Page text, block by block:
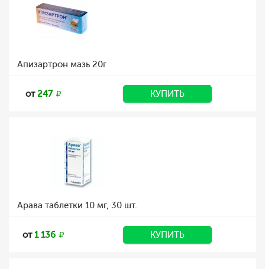
Апизартрон мазь 20г
от247 КУПИТЬ
Арава таблетки 10 мг, 30 шт.
от1 136 КУПИТЬ